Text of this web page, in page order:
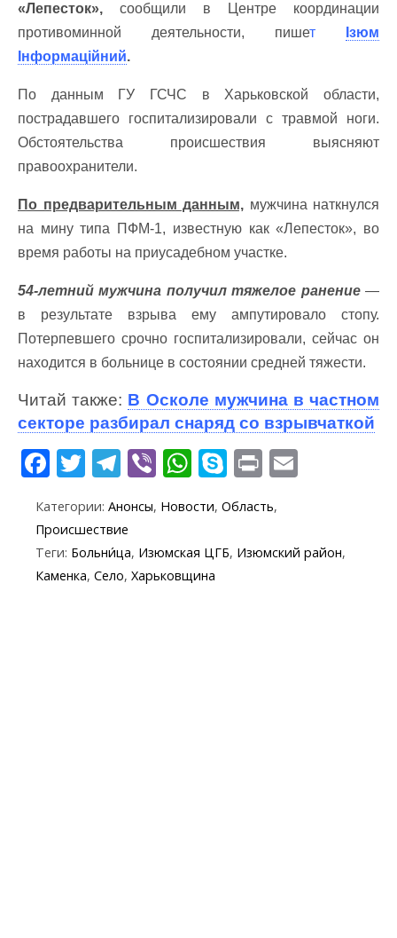
«Лепесток», сообщили в Центре координации
противоминной деятельности, пишет
Ізюм
Інформаційний.
По данным ГУ ГСЧС в Харьковской области,
пострадавшего госпитализировали с травмой ноги.
Обстоятельства происшествия выясняют
правоохранители.
По предварительным данным, мужчина наткнулся
на мину типа ПФМ-1, известную как «Лепесток», во
время работы на приусадебном участке.
54-летний мужчина получил тяжелое ранение—
в результате взрыва ему ампутировало стопу.
Потерпевшего срочно госпитализировали, сейчас он
находится в больнице в состоянии средней тяжести.
Читай также: В Осколе мужчина в частном
секторе разбирал снаряд со взрывчаткой
F
e
b
o
T
itt
er
T
e
gr
a
Vi
er
W
at
s
A
S
k
y
p
Pr
t
l
Категории: Анонсы, Новости, Область,
Происшествие
Теги: Больни́ца, Изюмская ЦГБ, Изюмский район,
Каменка, Село, Харьковщина